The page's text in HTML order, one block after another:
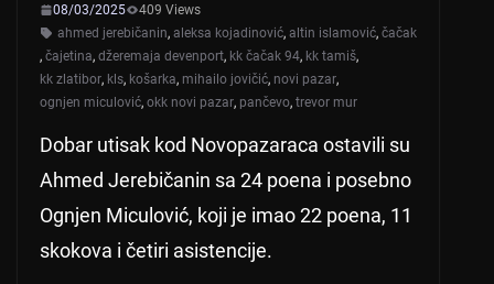
08/03/2025
409 Views
ahmed jerebičanin, aleksa kojadinović, altin islamović, čačak
, čajetina, džeremaja devenport, kk čačak 94, kk tamiš,
kk zlatibor, kls, košarka, mihailo jovičić, novi pazar,
ognjen miculović, okk novi pazar, pančevo, trevor mur
Dobar utisak kod Novopazaraca ostavili su
Ahmed Jerebičanin sa 24 poena i posebno
Ognjen Miculović, koji je imao 22 poena, 11
skokova i četiri asistencije.